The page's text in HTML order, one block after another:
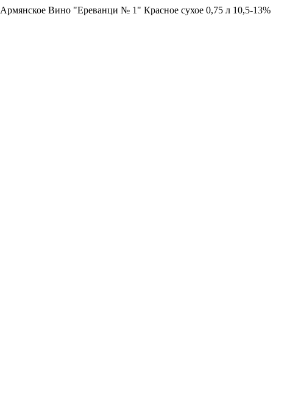
Армянское Вино "Ереванци № 1" Красное сухое 0,75 л 10,5-13%